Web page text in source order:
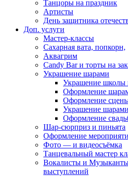
Танцоры на праздник
Артисты
День защитника
Доп. услуги
Мастер-классы
Сахарная вата, попкорн,
Аквагрим
Candy Bar и торты на
Украшение шарами
Украшение школы
Оформление
Оформление
Украшение
Оформление
Шар-сюрприз и пиньята
Оформление
Фото — и видеосъёмка
Танцевальный мастер
Вокалисты и
выступлений